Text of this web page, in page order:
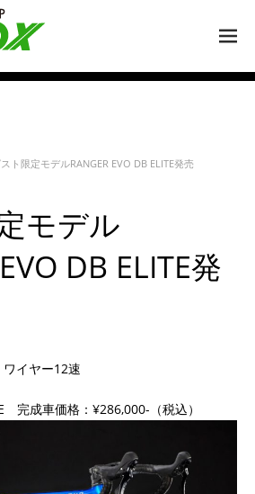
U
ト限定モデルRANGER EVO DB ELITE発売
モデル
DB ELITE発
ワイヤー12速
完成⾞価格：¥286,000-（税込）